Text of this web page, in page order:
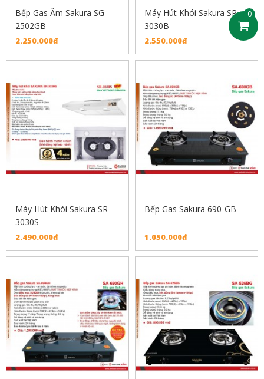
0
Bếp Gas Âm Sakura SG-
2502GB
2.250.000đ
Máy Hút Khói Sakura SR-
3030B
2.550.000đ
Máy Hút Khói Sakura SR-
3030S
2.490.000đ
Bếp Gas Sakura 690-GB
1.050.000đ